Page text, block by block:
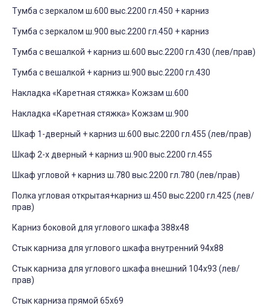
Тумба с зеркалом ш.600 выс.2200 гл.450 + карниз
Тумба с зеркалом ш.900 выс.2200 гл.450 + карниз
Тумба с вешалкой + карниз ш.600 выс.2200 гл.430 (лев/прав)
Тумба с вешалкой + карниз ш.900 выс.2200 гл.430
Накладка «Каретная стяжка» Кожзам ш.600
Накладка «Каретная стяжка» Кожзам ш.900
Шкаф 1-дверный + карниз ш.600 выс.2200 гл.455 (лев/прав)
Шкаф 2-х дверный + карниз ш.900 выс.2200 гл.455
Шкаф угловой + карниз ш.780 выс.2200 гл.780 (лев/прав)
Полка угловая открытая+карниз ш.450 выс.2200 гл.425 (лев/
прав)
Карниз боковой для углового шкафа 388х48
Стык карниза для углового шкафа внутренний 94х88
Стык карниза для углового шкафа внешний 104х93 (лев/
прав)
Стык карниза прямой 65х69